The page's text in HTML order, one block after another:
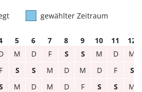
gewählter Zeitraum
5 6 7 8 9 10 11
12
M D F S S M D
M
F S S M D M D F
S
M D M D F S S
M